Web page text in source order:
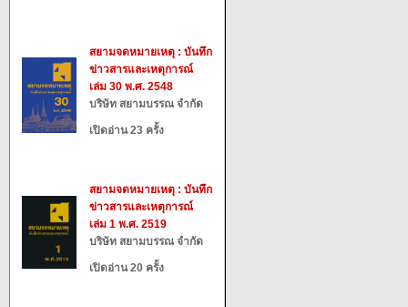
สยามจดหมายเหตุ : บันทึก
ข่าวสารและเหตุการณ์
เล่ม 30 พ.ศ. 2548
บริษัท สยามบรรณ จำกัด
เปิดอ่าน 23 ครั้ง
สยามจดหมายเหตุ : บันทึก
ข่าวสารและเหตุการณ์
เล่ม 1 พ.ศ. 2519
บริษัท สยามบรรณ จำกัด
เปิดอ่าน 20 ครั้ง